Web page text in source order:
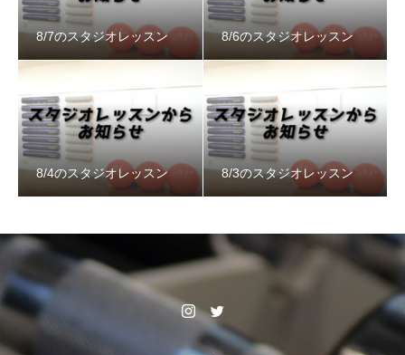
8/7のスタジオレッスン 8/6のスタジオレッスン
8/4のスタジオレッスン 8/3のスタジオレッスン